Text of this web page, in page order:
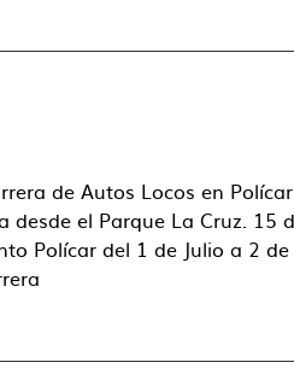
de Autos Locos en
desde el Parque La Cruz. 15
Polícar del 1 de Julio a 2